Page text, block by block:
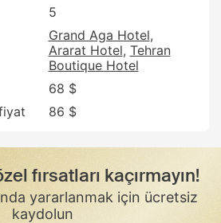
5
Grand Aga Hotel
Ararat Hotel Tehran
Boutique Hotel
68 $
86 $
fırsatları kaçırmayın!
yararlanmak için ücretsiz
kaydolun